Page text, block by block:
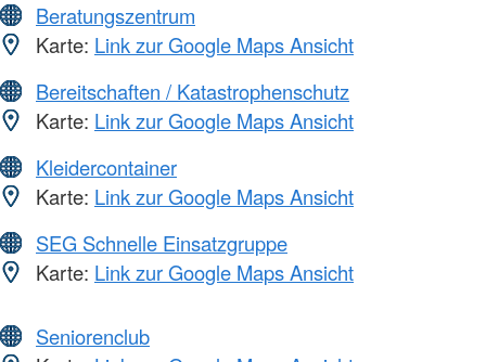
Beratungszentrum
Karte: Link zur Google Maps Ansicht
Bereitschaften / Katastrophenschutz
Karte: Link zur Google Maps Ansicht
Kleidercontainer
Karte: Link zur Google Maps Ansicht
SEG Schnelle Einsatzgruppe
Karte: Link zur Google Maps Ansicht
Seniorenclub